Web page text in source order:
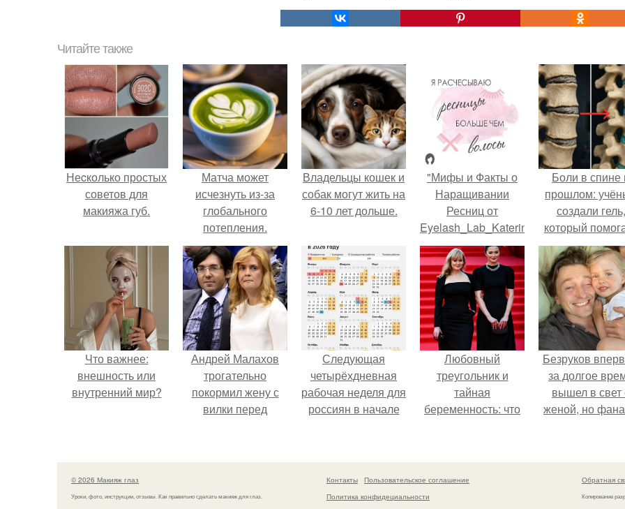
Читайте также
Неcколько простых
советов для
макияжа губ.
Матча может
исчезнуть из-за
глобального
потепления.
Владельцы кошек и
собак могут жить на
6-10 лет дольше.
"Мифы и Факты о
Наращивании
Ресниц от
Eyelash_Lab_Katerina_Garanina".
Боли в спине
прошлом:
создали гель,
который
диски.
Что важнее:
внешность или
внутренний мир?
Андрей Малахов
трогательно
покормил жену с
вилки перед
поклонников.
Следующая
четырёхдневная
рабочая неделя для
россиян в начале
Любовный
треугольник и
тайная
беременность: что
Михалкова?
Безруков
за долгое
вышел в свет
женой, но
Анны: "какая
скучная.
© 2026 Макияж глаз
Уроки, фото, инструкции, отзывы. Как правильно сделать макияж для глаз.
Контакты
Пользовательское соглашение
Политика конфидециальности
Обратная
Копирование